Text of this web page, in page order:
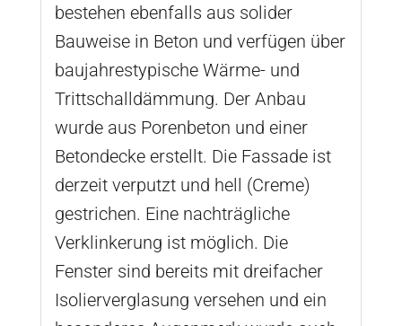
bestehen ebenfalls aus solider
Bauweise in Beton und verfügen über
baujahrestypische Wärme- und
Trittschalldämmung. Der Anbau
wurde aus Porenbeton und einer
Betondecke erstellt. Die Fassade ist
derzeit verputzt und hell (Creme)
gestrichen. Eine nachträgliche
Verklinkerung ist möglich. Die
Fenster sind bereits mit dreifacher
Isolierverglasung versehen und ein